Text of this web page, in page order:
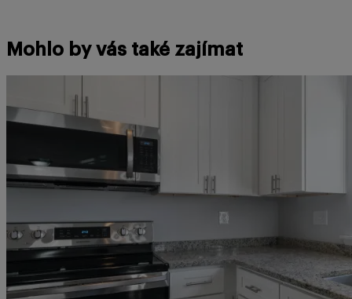
Mohlo by vás také zajímat